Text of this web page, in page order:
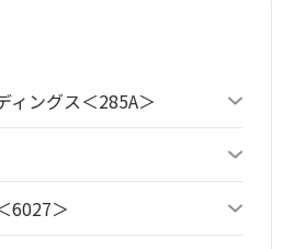
ィングス＜285A＞
6027＞